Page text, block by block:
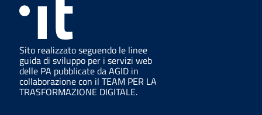
Sito realizzato seguendo le linee
guida di sviluppo per i servizi web
delle PA pubblicate da AGID in
collaborazione con il TEAM PER LA
TRASFORMAZIONE DIGITALE.